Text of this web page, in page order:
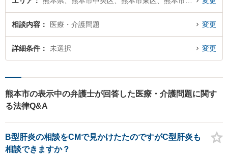
相談内容 医療・介護問題 変更
詳細条件 未選択 変更
熊本市の表示中の弁護士が回答した医療・介護問題に関す
る法律Q&A
B型肝炎の相談をCMで見かけたたのですがC型肝炎も
相談できますか？